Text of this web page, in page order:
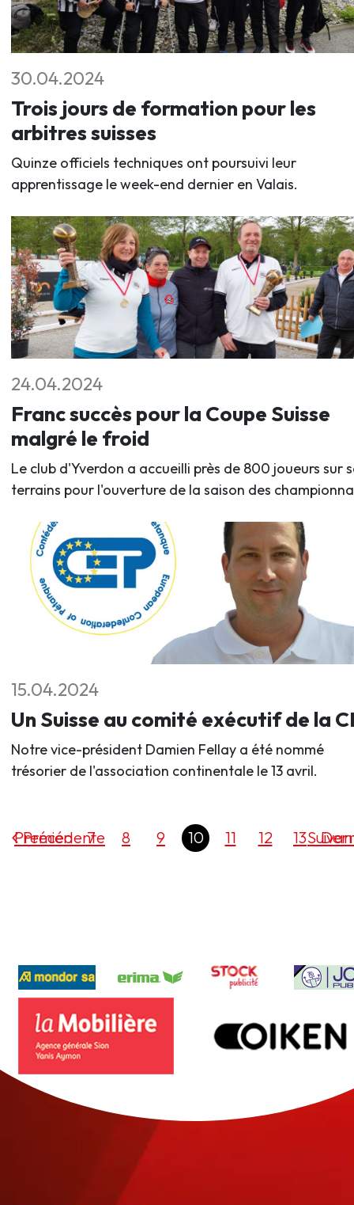
30.04.2024
Trois jours de formation pour les
arbitres suisses
Quinze officiels techniques ont poursuivi leur
apprentissage le week-end dernier en Valais.
24.04.2024
Franc succès pour la Coupe Suisse
malgré le froid
Le club d'Yverdon a accueilli près de 800 joueurs sur
terrains pour l'ouverture de la saison des
15.04.2024
Un Suisse au comité exécutif de la
Notre vice-président Damien Fellay a été nommé
trésorier de l'association continentale le 13 avril.
Précédente
Premier 7 8 9 10 11 12 13